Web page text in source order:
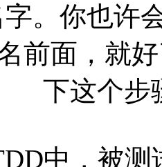
。你也许
前面，就
下这个步
中，被测